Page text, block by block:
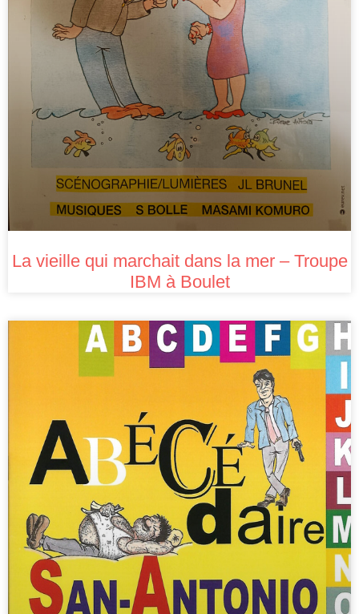
La vieille qui marchait dans la mer – Troupe
IBM à Boulet